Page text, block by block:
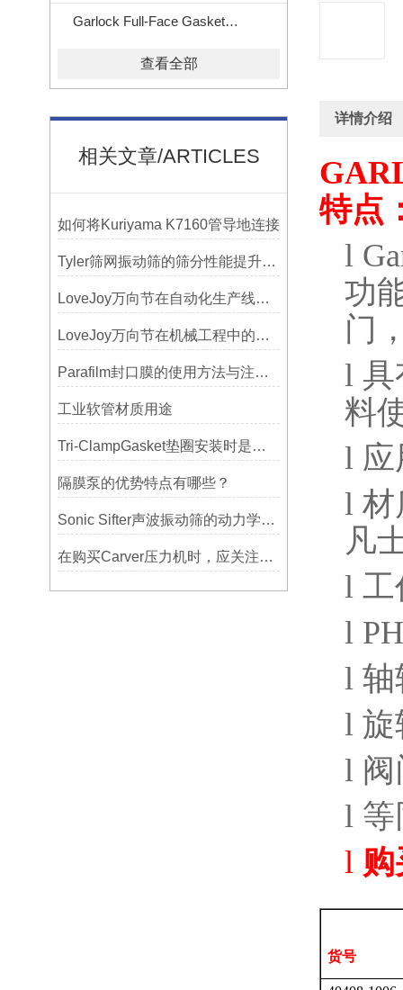
Garlock Full-Face Gasket垫片
查看全部
相关文章/ARTICLES
如何将Kuriyama K7160管导地连接
Tyler筛网振动筛的筛分性能提升技巧
LoveJoy万向节在自动化生产线中的核心作用
LoveJoy万向节在机械工程中的重要性
Parafilm封口膜的使用方法与注意事项
工业软管材质用途
Tri-ClampGasket垫圈安装时是否需要涂抹润滑剂或密封脂？
隔膜泵的优势特点有哪些？
Sonic Sifter声波振动筛的动力学模拟与性能分析
在购买Carver压力机时，应关注哪些性能指标？
详情介绍
特点
l
功
门
l 具
料
l
l 材
凡
l 工
l PH
l 轴
l 旋
l
l 等
l
货号